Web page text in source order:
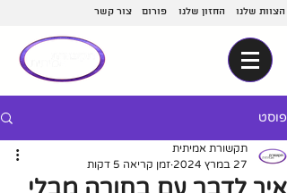
צור קשר פורום החזון שלנו הצוות שלנו
פוסט
תקשורת אמיתית
27 במרץ 2024
זמן קריאה 5 דקות